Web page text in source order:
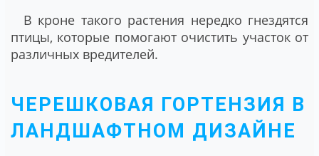
В кроне такого растения нередко гнездятся
птицы, которые помогают очистить участок от
различных вредителей.
ЧЕРЕШКОВАЯ ГОРТЕНЗИЯ В
ЛАНДШАФТНОМ ДИЗАЙНЕ